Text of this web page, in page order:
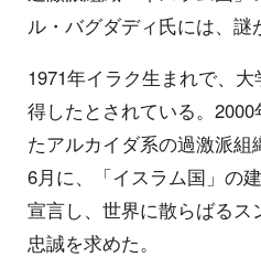
ル・バグダディ氏には、謎
1971年イラク生まれで、
得したとされている。
たアルカイダ系の過激派
6月に、「イスラム国」の
宣言し、世界に散らばるス
忠誠を求めた。